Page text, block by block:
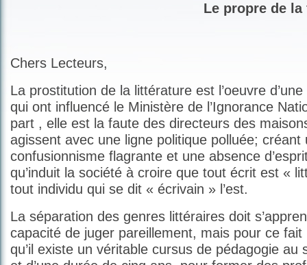
Le propre de la
Chers Lecteurs,
La prostitution de la littérature est l’oeuvre
qui ont influencé le Ministère de l’Ignorance
part , elle est la faute des directeurs des
agissent avec une ligne politique polluée; créant
confusionnisme flagrante et une absence
qu’induit la société à croire que tout écrit est «
tout individu qui se dit « écrivain » l’est.
La séparation des genres littéraires doit
capacité de juger pareillement, mais pour ce fait
qu’il existe un véritable cursus de pédagogie au